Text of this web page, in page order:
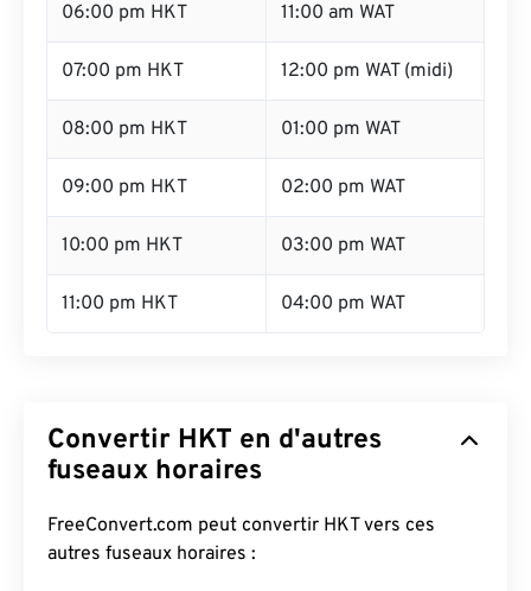
06:00 pm HKT 11:00 am WAT
07:00 pm HKT 12:00 pm WAT (midi)
08:00 pm HKT 01:00 pm WAT
09:00 pm HKT 02:00 pm WAT
10:00 pm HKT 03:00 pm WAT
11:00 pm HKT 04:00 pm WAT
Convertir HKT en d'autres
fuseaux horaires
FreeConvert.com peut convertir HKT vers ces
autres fuseaux horaires :